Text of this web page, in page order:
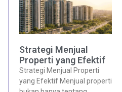
Strategi Menjual
Properti yang Efektif
Strategi Menjual Properti
yang Efektif Menjual properti